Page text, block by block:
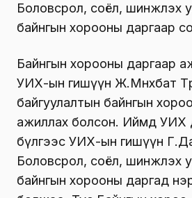
Боловсрол, соёл, шинжлэх
байнгын хорооны даргаар
Байнгын хорооны даргаар
УИХ-ын гишүүн Ж.Мөнхбат
байгуулалтын байнгын
ажиллах болсон. Иймд УИХ
бүлгээс УИХ-ын гишүүн
Боловсрол, соёл, шинжлэх
байнгын хорооны даргад